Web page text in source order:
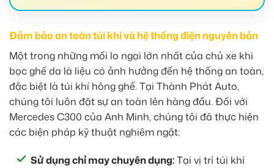
Đảm bảo an toàn túi khí và hệ thống điện nguyên bản
Một trong những mối lo ngại lớn nhất của chủ xe khi
bọc ghế da là liệu có ảnh hưởng đến hệ thống an toàn,
đặc biệt là túi khí hông ghế. Tại Thành Phát Auto,
chúng tôi luôn đặt sự an toàn lên hàng đầu. Đối với
Mercedes C300 của Anh Minh, chúng tôi đã thực hiện
các biện pháp kỹ thuật nghiêm ngặt:
Sử dụng chỉ may chuyên dụng:Tại vị trí túi khí